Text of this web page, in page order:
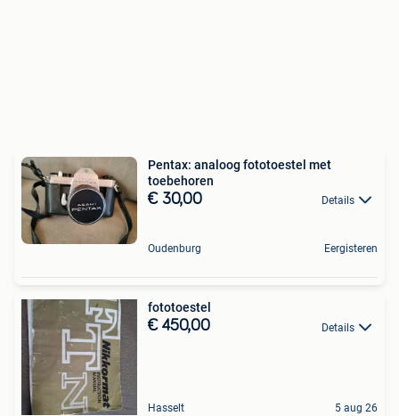
Pentax: analoog fototoestel met
toebehoren
€ 30,00 Details
Oudenburg Eergisteren
fototoestel
€ 450,00 Details
Hasselt 5 aug 26